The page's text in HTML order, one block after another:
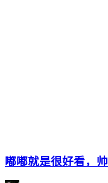
嘟嘟就是很好看，